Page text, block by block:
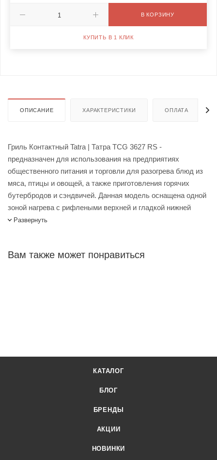
В КОРЗИНУ
КУПИТЬ В 1 КЛИК
ОПИСАНИЕ ХАРАКТЕРИСТИКИ ОПЛАТА
Гриль Контактный Tatra | Татра TCG 3627 RS -
предназначен для использования на предприятиях
общественного питания и торговли для разогрева блюд из
мяса, птицы и овощей, а также приготовления горячих
бутербродов и сэндвичей. Данная модель оснащена одной
зоной нагрева с рифлеными верхней и гладкой нижней
поверхностями. Емкость для сбора жира предотвращает
выключателем питания, терморегулятором и индикаторами
заказать можно по телефону +7 (499) 394-31-03 или онлайн
Развернуть
Вам также может понравиться
КАТАЛОГ
БЛОГ
БРЕНДЫ
АКЦИИ
НОВИНКИ